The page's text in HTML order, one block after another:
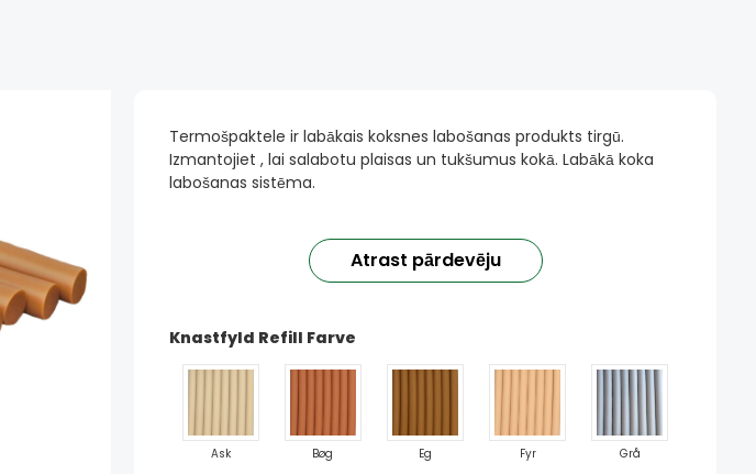
Termošpaktele ir labākais koksnes labošanas produkts tirgū.
Izmantojiet , lai salabotu plaisas un tukšumus kokā. Labākā koka
labošanas sistēma.
Atrast pārdevēju
Knastfyld Refill Farve
Ask Bøg Eg Fyr Grå